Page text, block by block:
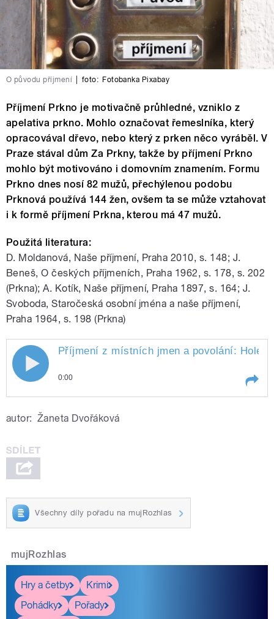
O původu příjmení foto: Fotobanka Pixabay
Příjmení Prkno je motivačně průhledné, vzniklo z
apelativa prkno. Mohlo označovat řemeslníka, který
opracovával dřevo, nebo který z prken něco vyráběl. V
Praze stával dům Za Prkny, takže by příjmení Prkno
mohlo být motivováno i domovním znamením. Formu
Prkno dnes nosí 82 mužů, přechýlenou podobu
Prknová používá 144 žen, ovšem ta se může vztahovat
i k formě příjmení Prkna, kterou má 47 mužů.
Použitá literatura:
D. Moldanová, Naše příjmení, Praha 2010, s. 148; J.
Beneš, O českých příjmeních, Praha 1962, s. 178, s. 202
(Prkna); A. Kotík, Naše příjmení, Praha 1897, s. 164; J.
Svoboda, Staročeská osobní jména a naše příjmení,
Praha 1964, s. 198 (Prkna)
pause
Příjmení z místních jmen a povolání:
0:00
Holešinský, Sobíšek, Derfler, Babulenka,
autor: Žaneta Dvořáková
Všechny díly pořadu na mujRozhlas
mujRozhlas
Hry a četby
Krimi
Pohádky
Pořady